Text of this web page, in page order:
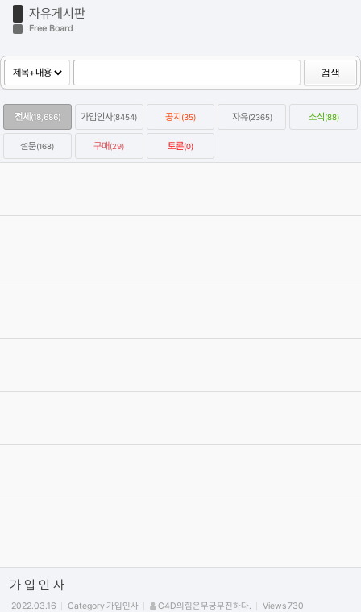
자유게시판
Free Board
검색
전체 (18,686) 가입인사(8454) 공지 (35) 자유(2365) 소식(88)
설문(168) 구매(29) 토론(0)
가 입 인 사
2022.03.16 Category가입인사 C4D의힘은무궁무진하다. Views730